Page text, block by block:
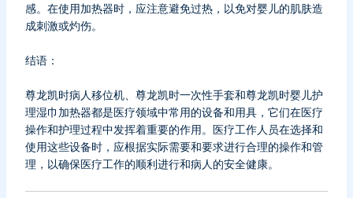
感。在使用加热器时，应注意避免过热，以免对婴儿的肌肤造
成刺激或灼伤。
结语：
尊龙凯时病人移位机、尊龙凯时一次性手套和尊龙凯时婴儿护
理湿巾加热器都是医疗领域中常用的设备和用具，它们在医疗
操作和护理过程中发挥着重要的作用。医疗工作人员在选择和
使用这些设备时，应根据实际需要和要求进行合理的操作和管
理，以确保医疗工作的顺利进行和病人的安全健康。